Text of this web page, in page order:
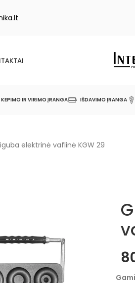
KEPIMO IR VIRIMO ĮRANGA IŠDAVIMO ĮRANGA
elektrinė vaflinė KGW 29